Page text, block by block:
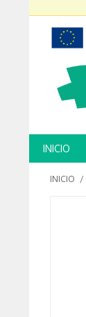
INICIO
INICIO /